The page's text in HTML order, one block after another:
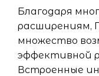
Благодаря
расширениям,
множество
эффективной
Встроенные